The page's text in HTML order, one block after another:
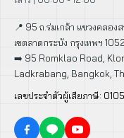
📍 95 ถ.ร่มเกล้า แขวงคลองส
เขตลาดกระบัง กรุงเทพฯ
➡️ 95 Romklao Road,
Ladkrabang, Bangkok,
เลขประจำตัวผู้เสียภาษี: